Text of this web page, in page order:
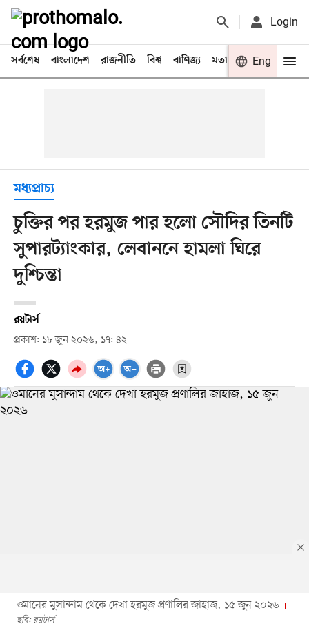
Login
সর্বশেষ বাংলাদেশ রাজনীতি বিশ্ব বাণিজ্য মতামত খেলা
Eng
মধ্যপ্রাচ্য
চুক্তির পর হরমুজ পার হলো সৌদির তিনটি
সুপারট্যাংকার, লেবাননে হামলা ঘিরে
দুশ্চিন্তা
রয়টার্স
প্রকাশ: ১৮ জুন ২০২৬, ১৭: ৪২
ওমানের মুসান্দাম থেকে দেখা হরমুজ প্রণালির জাহাজ, ১৫ জুন ২০২৬
ছবি: রয়টার্স